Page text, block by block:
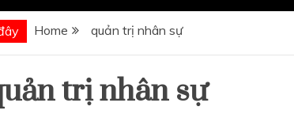
Home quản trị nhân sự
trị nhân sự